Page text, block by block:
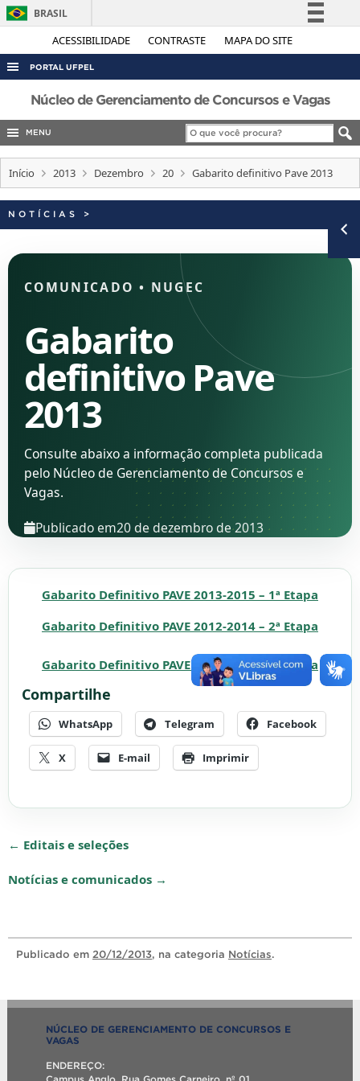
ACESSIBILIDADE CONTRASTE MAPA DO SITE
BRASIL
Simplifique!
Legislação
Canais
PORTAL UFPEL
Núcleo de Gerenciamento de Concursos e Vagas
MENU
Início 2013 Dezembro 20 Gabarito definitivo Pave 2013
NOTÍCIAS >
COMUNICADO • NUGEC
Gabarito
definitivo Pave
2013
Consulte abaixo a informação completa publicada
pelo Núcleo de Gerenciamento de Concursos e
Vagas.
Publicado em20 de dezembro de 2013
Gabarito Definitivo PAVE 2013-2015 – 1ª Etapa
Gabarito Definitivo PAVE 2012-2014 – 2ª Etapa
Gabarito Definitivo PAVE 2011-2013 – 3ª Etapa
Compartilhe
WhatsApp Telegram Facebook
X E-mail Imprimir
← Editais e seleções
Notícias e comunicados →
Publicado em 20/12/2013, na categoria Notícias.
NÚCLEO DE GERENCIAMENTO DE CONCURSOS E
VAGAS
ENDEREÇO: